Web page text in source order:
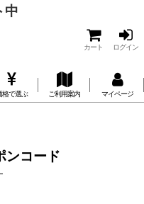
中
カート ログイン
格で選ぶ ご利用案内 マイページ
ンコード